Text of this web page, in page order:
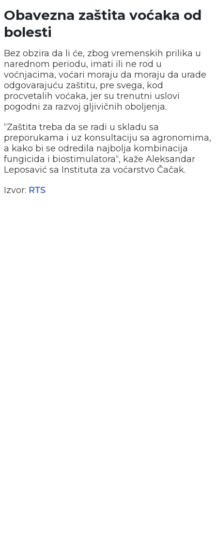
Obavezna zaštita voćaka od
bolesti
Bez obzira da li će, zbog vremenskih prilika u
narednom periodu, imati ili ne rod u
voćnjacima, voćari moraju da moraju da urade
odgovarajuću zaštitu, pre svega, kod
procvetalih voćaka, jer su trenutni uslovi
pogodni za razvoj gljivičnih oboljenja.
“Zaštita treba da se radi u skladu sa
preporukama i uz konsultaciju sa agronomima,
a kako bi se odredila najbolja kombinacija
fungicida i biostimulatora“, kaže Aleksandar
Leposavić sa Instituta za voćarstvo Čačak.
Izvor: RTS